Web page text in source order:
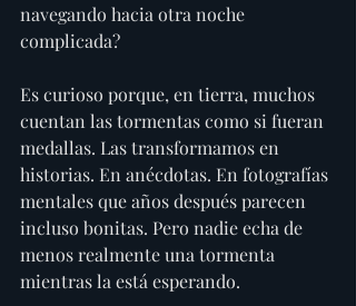
navegando hacia otra noche
complicada?
Es curioso porque, en tierra, muchos
cuentan las tormentas como si fueran
medallas. Las transformamos en
historias. En anécdotas. En fotografías
mentales que años después parecen
incluso bonitas. Pero nadie echa de
menos realmente una tormenta
mientras la está esperando.